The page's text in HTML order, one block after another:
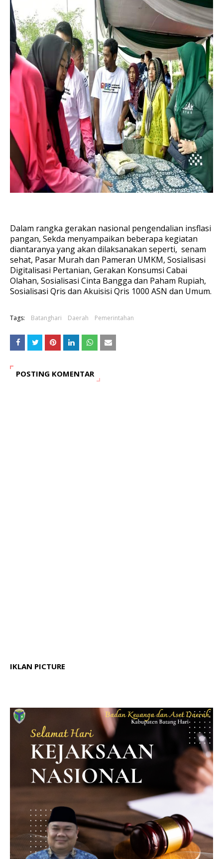
Dalam rangka gerakan nasional pengendalian insflasi
pangan, Sekda menyampaikan beberapa kegiatan
diantaranya yang akan dilaksanakan seperti, senam
sehat, Pasar Murah dan Pameran UMKM, Sosialisasi
Digitalisasi Pertanian, Gerakan Konsumsi Cabai
Olahan, Sosialisasi Cinta Bangga dan Paham Rupiah,
Sosialisasi Qris dan Akuisisi Qris 1000 ASN dan Umum.
Tags: Batanghari Daerah Pemerintahan
POSTING KOMENTAR
IKLAN PICTURE